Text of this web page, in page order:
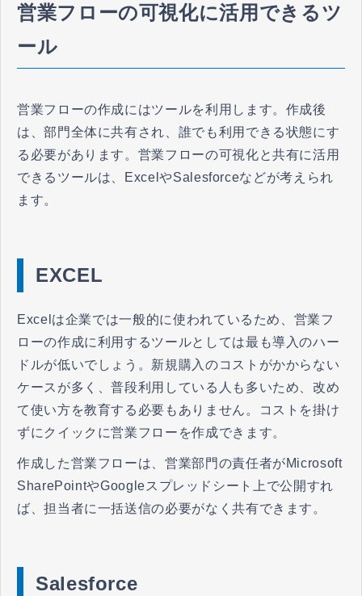
営業フローの可視化に活用できるツ
ール
営業フローの作成にはツールを利用します。作成後
は、部門全体に共有され、誰でも利用できる状態にす
る必要があります。営業フローの可視化と共有に活用
できるツールは、ExcelやSalesforceなどが考えられ
ます。
EXCEL
Excelは企業では一般的に使われているため、営業フ
ローの作成に利用するツールとしては最も導入のハー
ドルが低いでしょう。新規購入のコストがかからない
ケースが多く、普段利用している人も多いため、改め
て使い方を教育する必要もありません。コストを掛け
ずにクイックに営業フローを作成できます。
作成した営業フローは、営業部門の責任者がMicrosoft
SharePointやGoogleスプレッドシート上で公開すれ
ば、担当者に一括送信の必要がなく共有できます。
Salesforce